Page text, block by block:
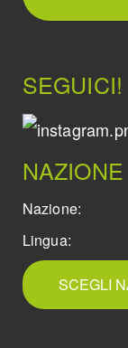
SEGUICI!
Nazione:
Lingua:
SCEGLI